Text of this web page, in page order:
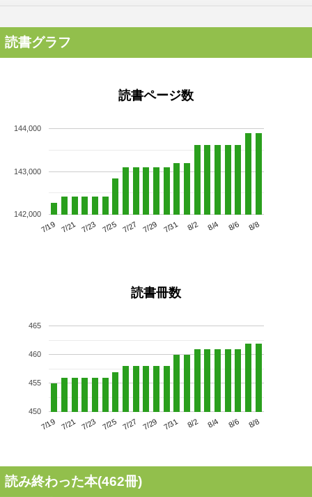
読書グラフ
読書ページ数
7/19 7/21 7/23 7/25 7/27 7/29 7/31 8/2 8/4 8/6 8/8
142,000
143,000
144,000
読書冊数
7/19 7/21 7/23 7/25 7/27 7/29 7/31 8/2 8/4 8/6 8/8
450
455
460
465
読み終わった本(462冊)